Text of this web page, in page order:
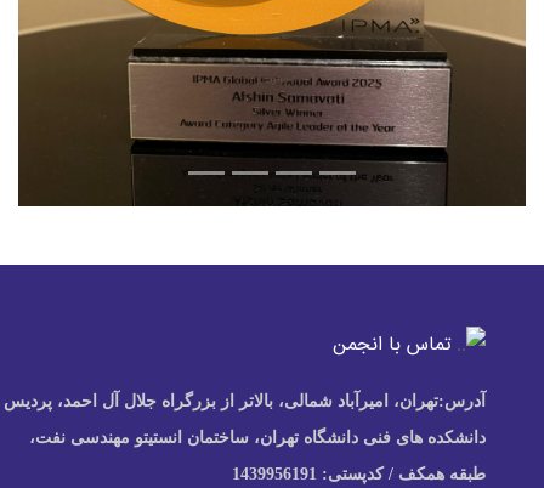
تماس با انجمن
آدرس:تهران، امیرآباد شمالی، بالاتر از بزرگراه جلال آل احمد، پردیس
دانشکده های فنی دانشگاه تهران، ساختمان انستیتو مهندسی نفت،
طبقه همکف / کدپستی: 1439956191